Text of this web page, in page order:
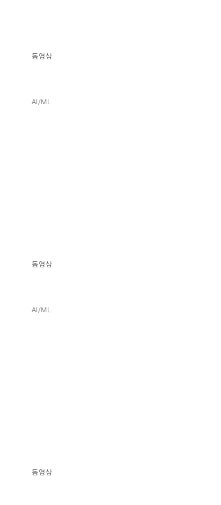
동영상
AI/ML
동영상
AI/ML
동영상